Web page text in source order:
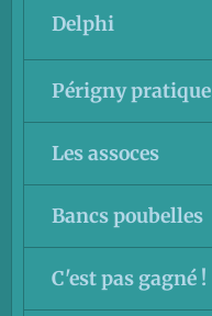
Delphi
Périgny pratique
Les assoces
Bancs poubelles
C'est pas gagné !